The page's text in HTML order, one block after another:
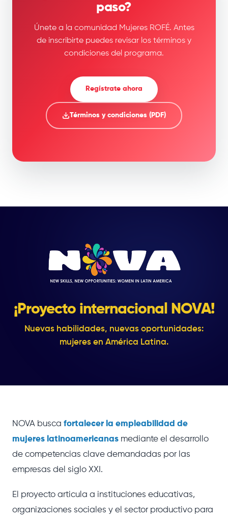
paso?
Únete a la comunidad Mujeres ROFÉ. Antes
de inscribirte puedes revisar los términos y
condiciones del programa.
Regístrate ahora
Términos y condiciones (PDF)
¡Proyecto internacional NOVA!
Nuevas habilidades, nuevas oportunidades:
mujeres en América Latina.
NOVA busca fortalecer la empleabilidad de
mujeres latinoamericanas mediante el desarrollo
de competencias clave demandadas por las
empresas del siglo XXI.
El proyecto articula a instituciones educativas,
organizaciones sociales y el sector productivo para